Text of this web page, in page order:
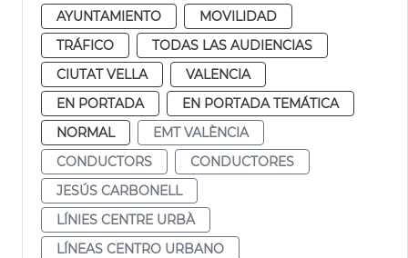
AYUNTAMIENTO
MOVILIDAD
TRÁFICO
TODAS LAS AUDIENCIAS
CIUTAT VELLA
VALENCIA
EN PORTADA
EN PORTADA TEMÁTICA
NORMAL
EMT VALÈNCIA
CONDUCTORS
CONDUCTORES
JESÚS CARBONELL
LÍNIES CENTRE URBÀ
LÍNEAS CENTRO URBANO